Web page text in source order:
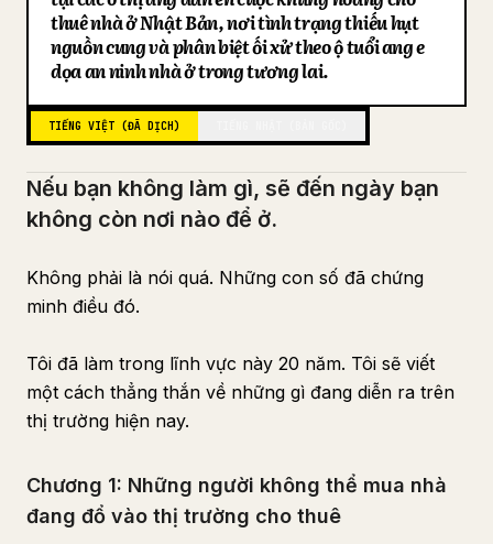
Blog
Cập nhật
thuê nhà ở Nhật Bản, nơi tình trạng thiếu hụt
nguồn cung và phân biệt đối xử theo độ tuổi đang đe
dọa an ninh nhà ở trong tương lai.
TIẾNG VIỆT (ĐÃ DỊCH)
Nếu bạn không làm gì, sẽ đến ngày bạn
không còn nơi nào để ở.
Không phải là nói quá. Những con số đã chứng
minh điều đó.
Tôi đã làm trong lĩnh vực này 20 năm. Tôi sẽ viết
một cách thẳng thắn về những gì đang diễn ra trên
thị trường hiện nay.
Chương 1: Những người không thể mua nhà
đang đổ vào thị trường cho thuê